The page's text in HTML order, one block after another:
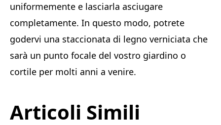
uniformemente e lasciarla asciugare
completamente. In questo modo, potrete
godervi una staccionata di legno verniciata che
sarà un punto focale del vostro giardino o
cortile per molti anni a venire.
Articoli Simili